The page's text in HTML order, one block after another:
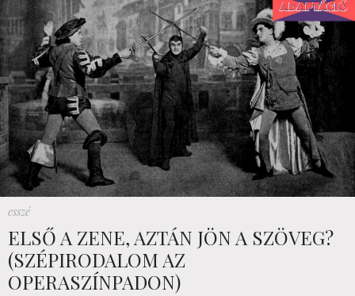
esszé
ELSŐ A ZENE, AZTÁN JÖN A SZÖVEG?
(SZÉPIRODALOM AZ
OPERASZÍNPADON)